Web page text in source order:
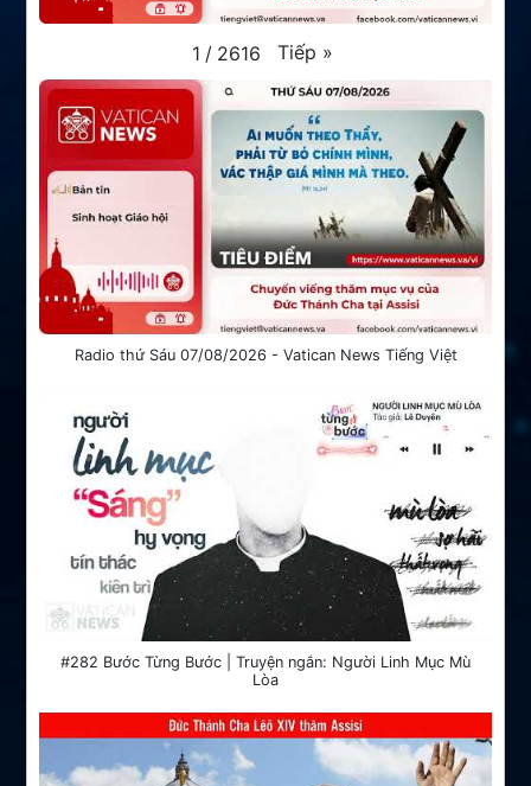
1 / 2616 Tiếp »
Radio thứ Sáu 07/08/2026 - Vatican News Tiếng Việt
#282 Bước Từng Bước | Truyện ngắn: Người Linh Mục Mù
Lòa